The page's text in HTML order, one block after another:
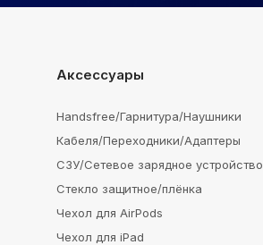
Аксессуары
Handsfree/Гарнитура/Наушники
Кабеля/Переходники/Адаптеры
СЗУ/Сетевое зарядное устройство
Стекло защитное/плёнка
Чехол для AirPods
Чехол для iPad